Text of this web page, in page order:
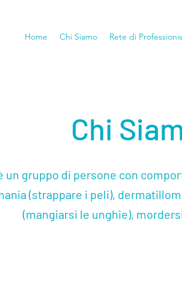
Home Chi Siamo Rete di
Chi
un gruppo di persone con
(strappare i peli),
(mangiarsi le unghie),